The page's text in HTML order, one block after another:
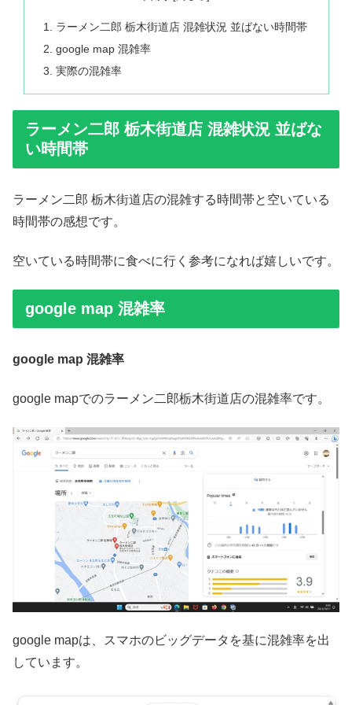
ラーメン二郎 栃木街道店 混雑状況 並ばない時間帯
google map 混雑率
実際の混雑率
ラーメン二郎 栃木街道店 混雑状況 並ばな
い時間帯
ラーメン二郎 栃木街道店の混雑する時間帯と空いている
時間帯の感想です。
空いている時間帯に食べに行く参考になれば嬉しいです。
google map 混雑率
google map 混雑率
google mapでのラーメン二郎栃木街道店の混雑率です。
google mapは、スマホのビッグデータを基に混雑率を出
しています。